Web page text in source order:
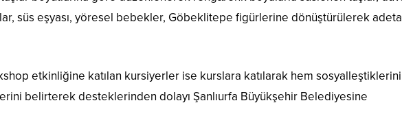
süs eşyası, yöresel bebekler, Göbeklitepe figürlerine dönüştürülerek adeta
etkinliğine katılan kursiyerler ise kurslara katılarak hem sosyalleştiklerini
belirterek desteklerinden dolayı Şanlıurfa Büyükşehir Belediyesine